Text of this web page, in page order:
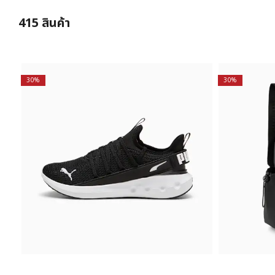
415 สินค้า
30% 30%